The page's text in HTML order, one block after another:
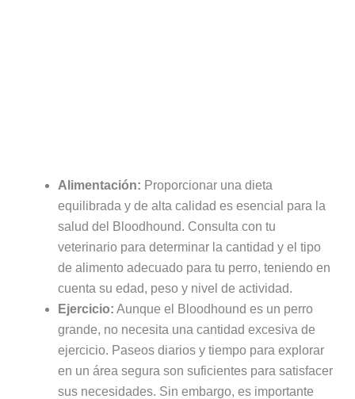
Alimentación: Proporcionar una dieta
equilibrada y de alta calidad es esencial para la
salud del Bloodhound. Consulta con tu
veterinario para determinar la cantidad y el tipo
de alimento adecuado para tu perro, teniendo en
cuenta su edad, peso y nivel de actividad.
Ejercicio: Aunque el Bloodhound es un perro
grande, no necesita una cantidad excesiva de
ejercicio. Paseos diarios y tiempo para explorar
en un área segura son suficientes para satisfacer
sus necesidades. Sin embargo, es importante